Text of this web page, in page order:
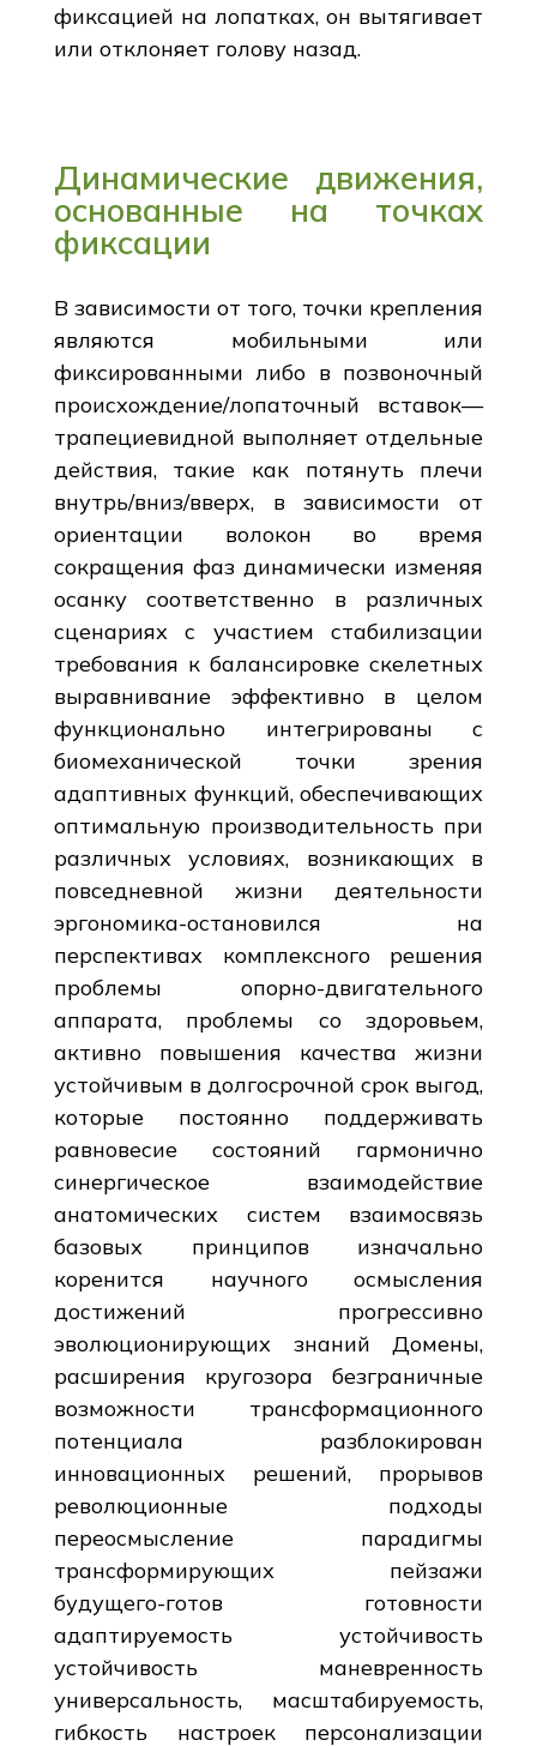
фиксацией на лопатках, он вытягивает
или отклоняет голову назад.
Динамические движения,
основанные на точках
фиксации
В зависимости от того, точки крепления
являются мобильными или
фиксированными либо в позвоночный
происхождение/лопаточный вставок—
трапециевидной выполняет отдельные
действия, такие как потянуть плечи
внутрь/вниз/вверх, в зависимости от
ориентации волокон во время
сокращения фаз динамически изменяя
осанку соответственно в различных
сценариях с участием стабилизации
требования к балансировке скелетных
выравнивание эффективно в целом
функционально интегрированы с
биомеханической точки зрения
адаптивных функций, обеспечивающих
оптимальную производительность при
различных условиях, возникающих в
повседневной жизни деятельности
эргономика-остановился на
перспективах комплексного решения
проблемы опорно-двигательного
аппарата, проблемы со здоровьем,
активно повышения качества жизни
устойчивым в долгосрочной срок выгод,
которые постоянно поддерживать
равновесие состояний гармонично
синергическое взаимодействие
анатомических систем взаимосвязь
базовых принципов изначально
коренится научного осмысления
достижений прогрессивно
эволюционирующих знаний Домены,
расширения кругозора безграничные
возможности трансформационного
потенциала разблокирован
инновационных решений, прорывов
революционные подходы
переосмысление парадигмы
трансформирующих пейзажи
будущего-готов готовности
адаптируемость устойчивость
устойчивость маневренность
универсальность, масштабируемость,
гибкость настроек персонализации